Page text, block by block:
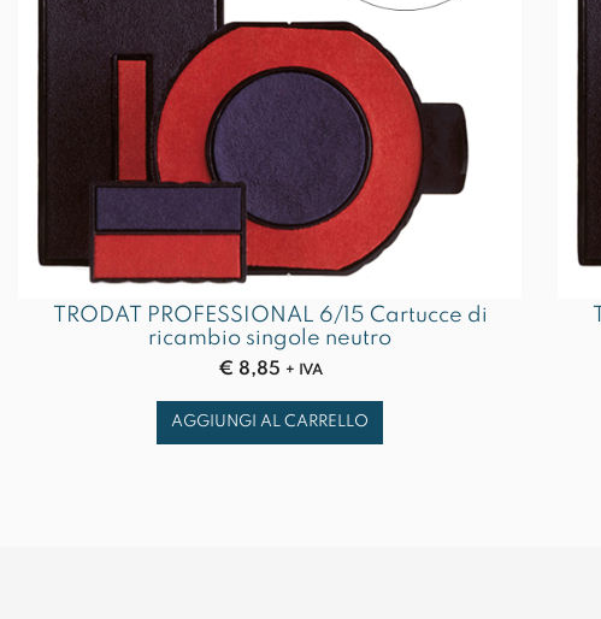
TRODAT PROFESSIONAL 6/15 Cartucce di
ricambio singole neutro
€ 8,85 + IVA
AGGIUNGI AL CARRELLO